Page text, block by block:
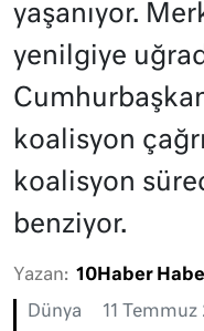
yaşanıyor.
yenilgiye
koalisyon
koalisyon
benziyor.
Yazan: 10Haber
Dünya 11